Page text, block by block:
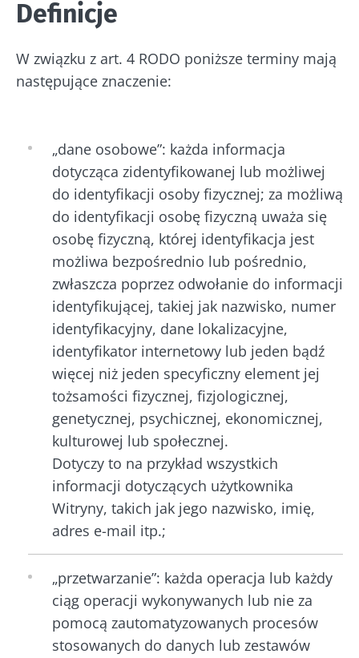
Definicje
W związku z art. 4 RODO poniższe terminy mają
następujące znaczenie:
„dane osobowe”: każda informacja
dotycząca zidentyfikowanej lub możliwej
do identyfikacji osoby fizycznej; za możliwą
do identyfikacji osobę fizyczną uważa się
osobę fizyczną, której identyfikacja jest
możliwa bezpośrednio lub pośrednio,
zwłaszcza poprzez odwołanie do informacji
identyfikującej, takiej jak nazwisko, numer
identyfikacyjny, dane lokalizacyjne,
identyfikator internetowy lub jeden bądź
więcej niż jeden specyficzny element jej
tożsamości fizycznej, fizjologicznej,
genetycznej, psychicznej, ekonomicznej,
kulturowej lub społecznej.
Dotyczy to na przykład wszystkich
informacji dotyczących użytkownika
Witryny, takich jak jego nazwisko, imię,
adres e-mail itp.;
„przetwarzanie”: każda operacja lub każdy
ciąg operacji wykonywanych lub nie za
pomocą zautomatyzowanych procesów
stosowanych do danych lub zestawów